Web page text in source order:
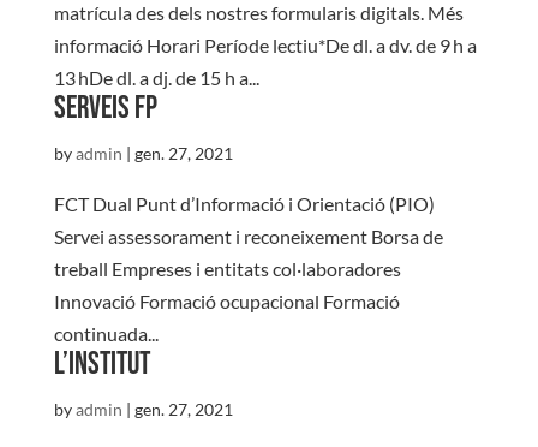
matrícula des dels nostres formularis digitals. Més
informació Horari Període lectiu*De dl. a dv. de 9 h a
13 hDe dl. a dj. de 15 h a...
Serveis FP
byadmin | gen. 27, 2021
FCT Dual Punt d’Informació i Orientació (PIO)
Servei assessorament i reconeixement Borsa de
treball Empreses i entitats col·laboradores
Innovació Formació ocupacional Formació
continuada...
L’institut
byadmin | gen. 27, 2021